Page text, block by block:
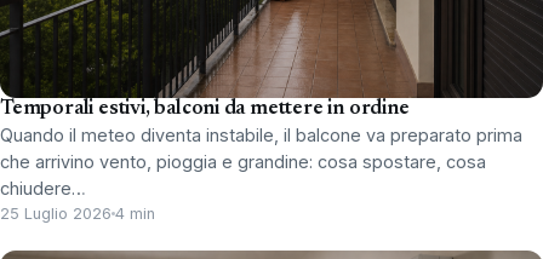
Temporali estivi, balconi da mettere in ordine
Quando il meteo diventa instabile, il balcone va preparato prima
che arrivino vento, pioggia e grandine: cosa spostare, cosa
chiudere…
25 Luglio 2026 4 min